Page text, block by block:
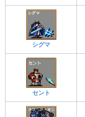
シグマ
セント